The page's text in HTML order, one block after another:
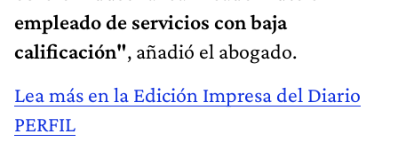
empleado de servicios con baja
calificación", añadió el abogado.
Lea más en la Edición Impresa del Diario
PERFIL